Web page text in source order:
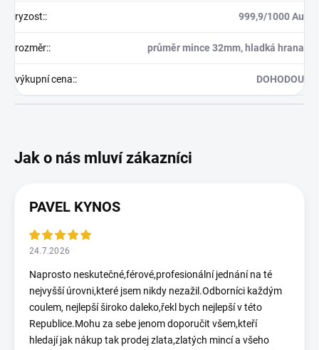
ryzost:: 999,9/1000 Au
rozměr:: průměr mince 32mm, hladká hrana
výkupní cena:: DOHODOU
PAVEL KYNOS
24.7.2026
Naprosto neskutečné,férové,profesionální jednání na té
nejvyšší úrovni,které jsem nikdy nezažil.Odborníci každým
coulem, nejlepší široko daleko,řekl bych nejlepší v této
Republice.Mohu za sebe jenom doporučit všem,kteří
hledají jak nákup tak prodej zlata,zlatých mincí a všeho